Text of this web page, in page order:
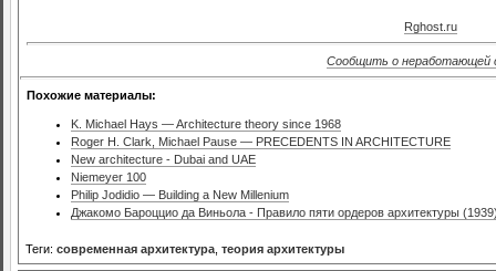
Rghost.ru
Сообщить о неработающей
Похожие материалы:
K. Michael Hays — Architecture theory since 1968
Roger H. Clark, Michael Pause — PRECEDENTS IN ARCHITECTURE
New architecture - Dubai and UAE
Niemeyer 100
Philip Jodidio — Building a New Millenium
Джакомо Бароццио да Виньола - Правило пяти ордеров архитектуры
Теги: современная архитектура теория архитектуры